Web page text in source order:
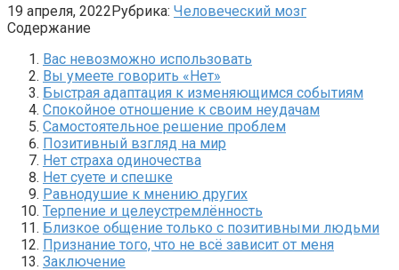
19 апреля, 2022Рубрика: Человеческий мозг
Содержание
Вас невозможно использовать
Вы умеете говорить «Нет»
Быстрая адаптация к изменяющимся событиям
Спокойное отношение к своим неудачам
Самостоятельное решение проблем
Позитивный взгляд на мир
Нет страха одиночества
Нет суете и спешке
Равнодушие к мнению других
Терпение и целеустремлённость
Близкое общение только с позитивными людьми
Признание того, что не всё зависит от меня
Заключение